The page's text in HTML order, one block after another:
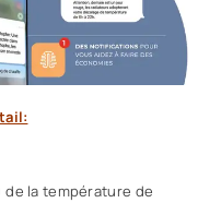
la température de